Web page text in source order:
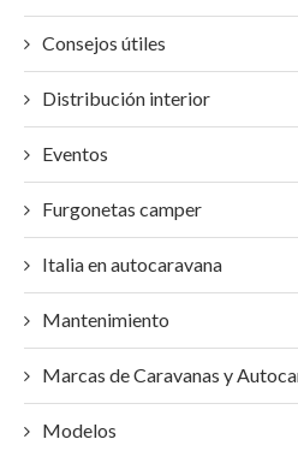
Consejos útiles
Distribución interior
Eventos
Furgonetas camper
Italia en autocaravana
Mantenimiento
Marcas de Caravanas y
Modelos